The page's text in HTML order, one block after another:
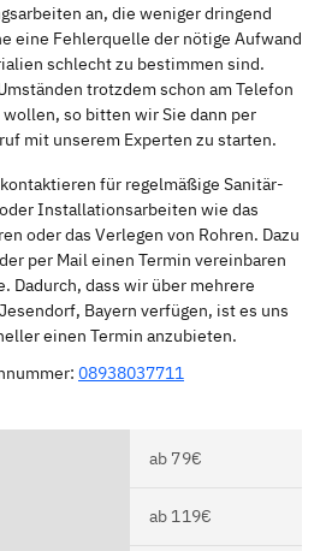
an, die weniger dringend
eine Fehlerquelle der nötige Aufwand
schlecht zu bestimmen sind.
trotzdem schon am Telefon
so bitten wir Sie dann per
mit unserem Experten zu starten.
für regelmäßige Sanitär-
Installationsarbeiten wie das
oder das Verlegen von Rohren. Dazu
per Mail einen Termin vereinbaren
Dadurch, dass wir über mehrere
Bayern verfügen, ist es uns
einen Termin anzubieten.
08938037711
ab 79€
ab 119€